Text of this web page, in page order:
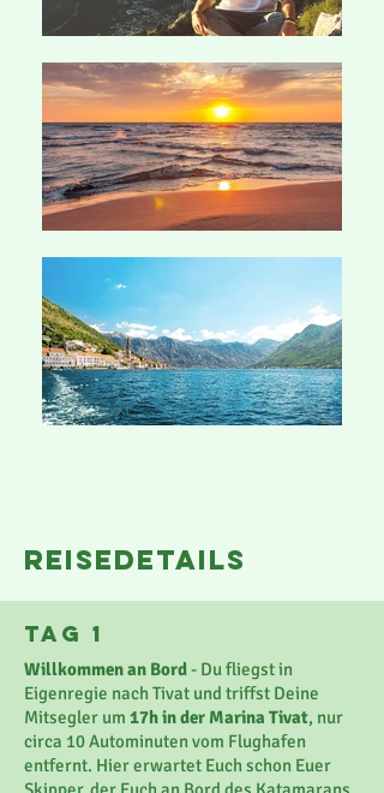
reisedetails
Tag 1
Willkommen an Bord- Du fliegst in
Eigenregie nach Tivat und triffst Deine
Mitsegler um 17h in der Marina Tivat, nur
circa 10 Autominuten vom Flughafen
entfernt. Hier erwartet Euch schon Euer